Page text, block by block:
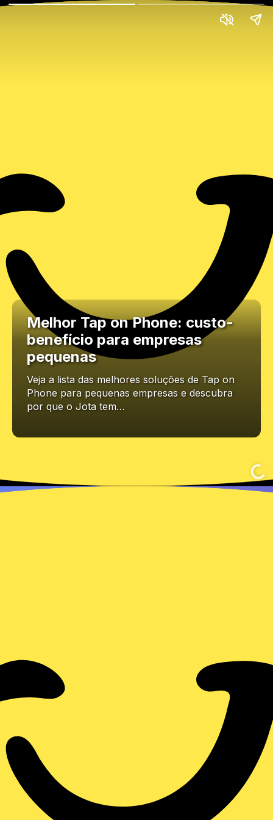
Melhor Tap on Phone: custo-
benefício para empresas
pequenas
Veja a lista das melhores soluções de Tap on
Phone para pequenas empresas e descubra
por que o Jota tem…